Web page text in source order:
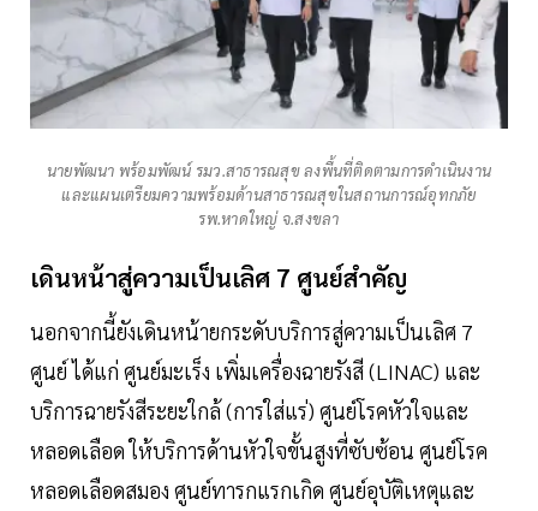
นายพัฒนา พร้อมพัฒน์ รมว.สาธารณสุข ลงพื้นที่ติดตามการดำเนินงาน
และแผนเตรียมความพร้อมด้านสาธารณสุขในสถานการณ์อุทกภัย
รพ.หาดใหญ่ จ.สงขลา
เดินหน้าสู่ความเป็นเลิศ 7 ศูนย์สำคัญ
นอกจากนี้ยังเดินหน้ายกระดับบริการสู่ความเป็นเลิศ 7
ศูนย์ ได้แก่ ศูนย์มะเร็ง เพิ่มเครื่องฉายรังสี (LINAC) และ
บริการฉายรังสีระยะใกล้ (การใส่แร่) ศูนย์โรคหัวใจและ
หลอดเลือด ให้บริการด้านหัวใจขั้นสูงที่ซับซ้อน ศูนย์โรค
หลอดเลือดสมอง ศูนย์ทารกแรกเกิด ศูนย์อุบัติเหตุและ